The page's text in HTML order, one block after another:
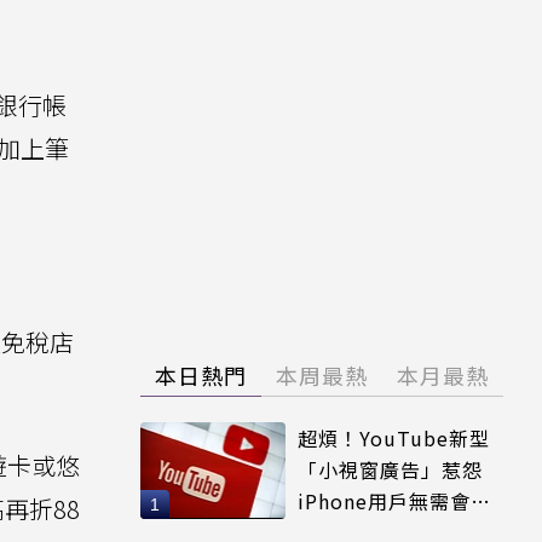
行帳
上筆
稅店
或悠
折88
本日熱門 本周最熱 本月最熱
超煩！YouTube新型
「小視窗廣告」惹怨
iPhone用戶無需會員